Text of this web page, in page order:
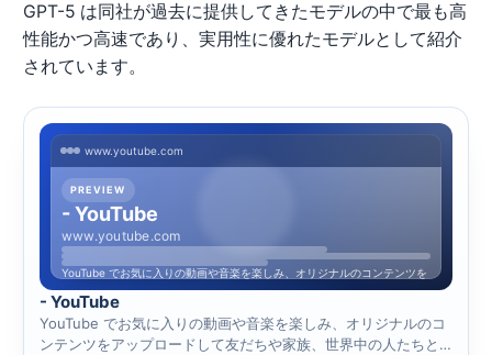
GPT-5 は同社が過去に提供してきたモデルの中で最も高
性能かつ高速であり、実用性に優れたモデルとして紹介
されています。
www.youtube.com
PREVIEW
- YouTube
www.youtube.com
YouTube でお気に入りの動画や音楽を楽しみ、オリジナルのコンテンツを
- YouTube
YouTube でお気に入りの動画や音楽を楽しみ、オリジナルのコ
ンテンツをアップロードして友だちや家族、世界中の人たちと